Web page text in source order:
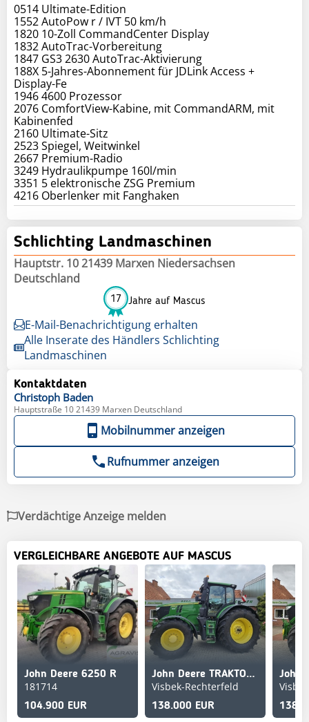
0514 Ultimate-Edition
1552 AutoPow r / IVT 50 km/h
1820 10-Zoll CommandCenter Display
1832 AutoTrac-Vorbereitung
1847 GS3 2630 AutoTrac-Aktivierung
188X 5-Jahres-Abonnement für JDLink Access +
Display-Fe
1946 4600 Prozessor
2076 ComfortView-Kabine, mit CommandARM, mit
Kabinenfed
2160 Ultimate-Sitz
2523 Spiegel, Weitwinkel
2667 Premium-Radio
3249 Hydraulikpumpe 160l/min
3351 5 elektronische ZSG Premium
4216 Oberlenker mit Fanghaken
Schlichting Landmaschinen
Hauptstr. 10 21439 Marxen Niedersachsen
Deutschland
17 Jahre auf Mascus
E-Mail-Benachrichtigung erhalten
Alle Inserate des Händlers Schlichting
Landmaschinen
Kontaktdaten
Christoph Baden
Hauptstraße 10 21439 Marxen Deutschland
Mobilnummer anzeigen
Rufnummer anzeigen
Verdächtige Anzeige melden
VERGLEICHBARE ANGEBOTE AUF MASCUS
John Deere 6250 R
181714
104.900 EUR
John Deere TRAKTOR 6250R
Visbek-Rechterfeld
138.000 EUR